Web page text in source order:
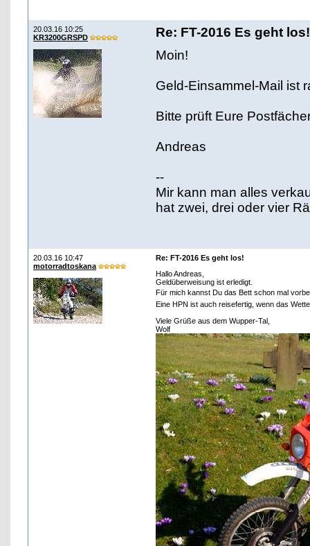
20.03.16 10:25
KR3200GRSPD
Re: FT-2016 Es geht los!
Moin!
Geld-Einsammel-Mail ist
Bitte prüft Eure
Andreas
--
Mir kann man alles
hat zwei, drei oder vier
20.03.16 10:47
motorradtoskana
Re: FT-2016 Es geht los!
Hallo Andreas,
Geldüberweisung ist erledigt.
Für mich kannst Du das Bett schon mal
Eine HPN ist auch reisefertig, wenn das
Viele Grüße aus dem Wupper-Tal,
Wolf